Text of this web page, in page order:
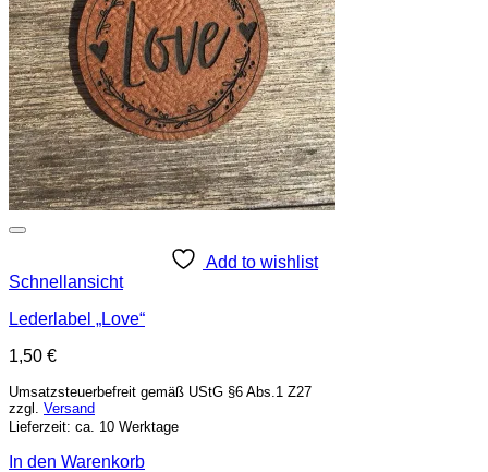
Add to wishlist
Schnellansicht
Lederlabel „Love“
1,50 €
Umsatzsteuerbefreit gemäß UStG §6 Abs.1 Z27
zzgl. Versand
Lieferzeit: ca. 10 Werktage
In den Warenkorb